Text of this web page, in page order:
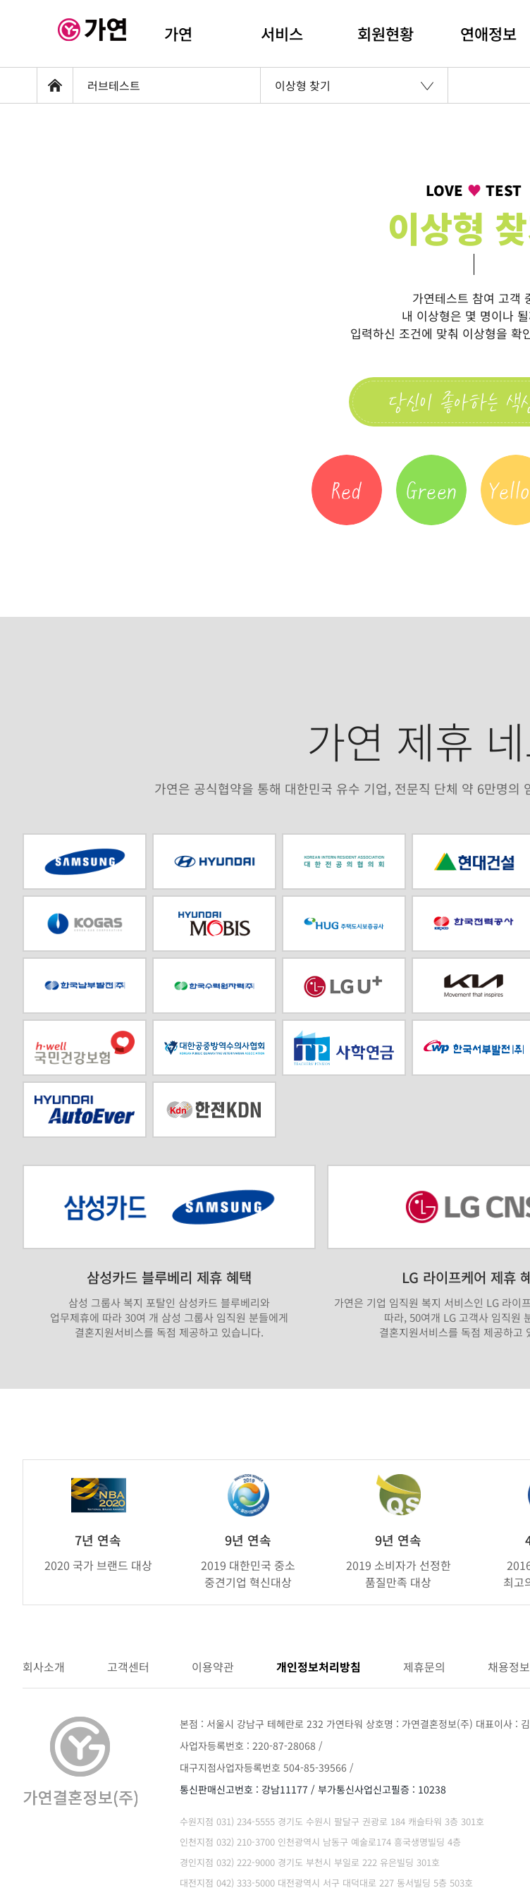
가연 서비스 회원현황 연애정보
홈 러브테스트 이상형 찾기
LOVE ♥ TEST
이상형
가연테스트 참여 고객
내 이상형은 몇 명이나
입력하신 조건에 맞춰 이상형을 확
당신이 좋아하는 색
R G Y
o
w
가연 제휴
가연은 공식협약을 통해 대한민국 유수 기업, 전문직 단체 약 6만명의
삼성카드 블루베리 제휴 혜택
삼성 그룹사 복지 포탈인 삼성카드 블루베리와
업무제휴에 따라 30여 개 삼성 그룹사 임직원 분들에게
결혼지원서비스를 독점 제공하고 있습니다.
LG 라이프케어 제휴
가연은 기업 임직원 복지 서비스인 LG 라이
따라, 50여개 LG 고객사 임직원
결혼지원서비스를 독점 제공하고
7년 연속
2020 국가 브랜드 대상
9년 연속
2019 대한민국 중소
중견기업 혁신대상
9년 연속
2019 소비자가 선정한
품질만족 대상
최고
회사소개 고객센터 이용약관 개인정보처리방침 제휴문의 채용정보
본점 : 서울시 강남구 테헤란로 232 가연타워 상호명 : 가연결혼정보(주) 대표이사 :
사업자등록번호 : 220-87-28068 /
대구지점사업자등록번호 504-85-39566 /
통신판매신고번호 : 강남11177 / 부가통신사업신고필증 : 10238
수원지점 031) 234-5555 경기도 수원시 팔달구 권광로 184 캐슬타워 3층 301호
인천지점 032) 210-3700 인천광역시 남동구 예술로174 흥국생명빌딩 4층
경인지점 032) 222-9000 경기도 부천시 부일로 222 유은빌딩 301호
대전지점 042) 333-5000 대전광역시 서구 대덕대로 227 동서빌딩 5층 503호